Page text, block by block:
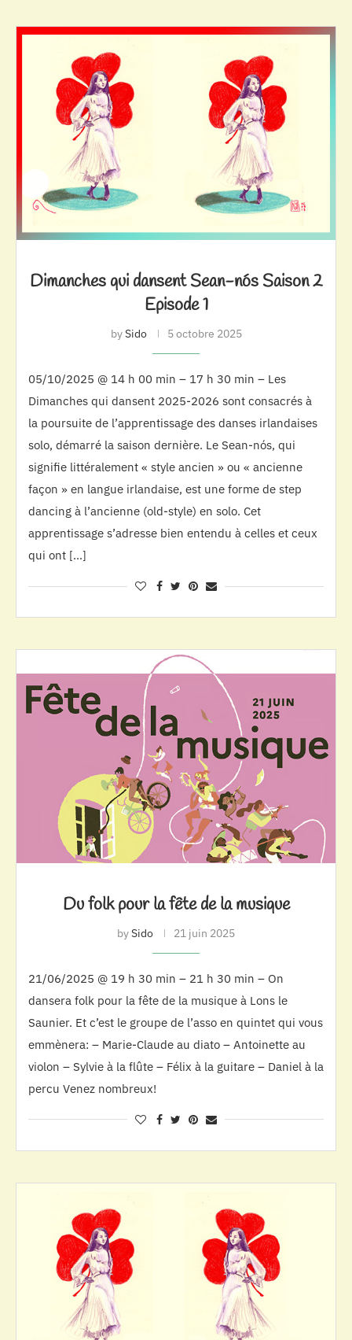
Dimanches qui dansent Sean-nós Saison 2
Episode 1
bySido 5 octobre 2025
05/10/2025 @ 14 h 00 min – 17 h 30 min – Les
Dimanches qui dansent 2025-2026 sont consacrés à
la poursuite de l’apprentissage des danses irlandaises
solo, démarré la saison dernière. Le Sean-nós, qui
signifie littéralement « style ancien » ou « ancienne
façon » en langue irlandaise, est une forme de step
dancing à l’ancienne (old-style) en solo. Cet
apprentissage s’adresse bien entendu à celles et ceux
qui ont […]
Du folk pour la fête de la musique
bySido 21 juin 2025
21/06/2025 @ 19 h 30 min – 21 h 30 min – On
dansera folk pour la fête de la musique à Lons le
Saunier. Et c’est le groupe de l’asso en quintet qui vous
emmènera: – Marie-Claude au diato – Antoinette au
violon – Sylvie à la flûte – Félix à la guitare – Daniel à la
percu Venez nombreux!